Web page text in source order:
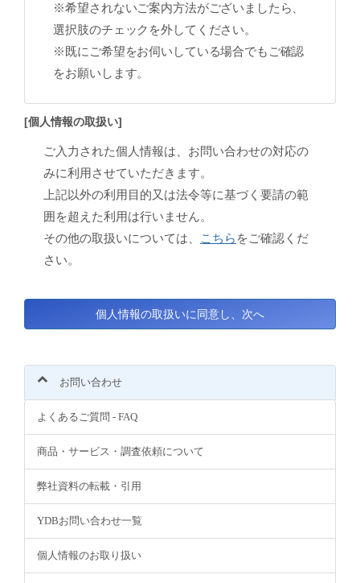
※希望されないご案内方法がございましたら、
選択肢のチェックを外してください。
※既にご希望をお伺いしている場合でもご確認
をお願いします。
[個人情報の取扱い]
ご入力された個人情報は、お問い合わせの対応の
みに利用させていただきます。
上記以外の利用目的又は法令等に基づく要請の範
囲を超えた利用は行いません。
その他の取扱いについては、
こちら をご確認くだ
さい。
お問い合わせ
よくあるご質問 - FAQ
商品・サービス・調査依頼について
弊社資料の転載・引用
YDBお問い合わせ一覧
個人情報のお取り扱い